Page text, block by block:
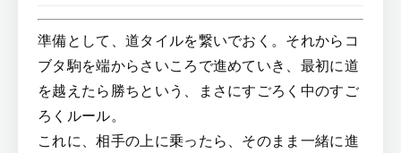
準備として、道タイルを繋いでおく。それからコ
ブタ駒を端からさいころで進めていき、最初に道
を越えたら勝ちという、まさにすごろく中のすご
ろくルール。
これに、相手の上に乗ったら、そのまま一緒に進